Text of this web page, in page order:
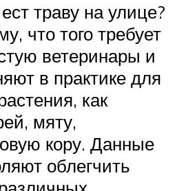
траву на улице?
что того требует
ветеринары и
в практике для
как
мяту,
кору. Данные
облегчить